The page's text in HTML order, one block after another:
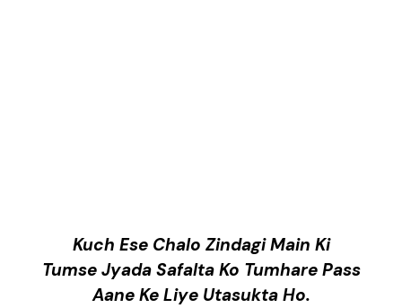
Kuch Ese Chalo Zindagi Main Ki
Tumse Jyada Safalta Ko Tumhare Pass
Aane Ke Liye Utasukta Ho.